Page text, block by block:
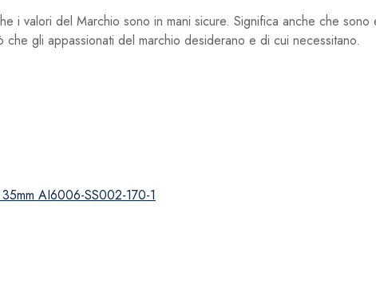
i valori del Marchio sono in mani sicure. Significa anche che
gli appassionati del marchio desiderano e di cui necessitano.